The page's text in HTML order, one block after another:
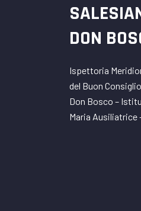
DON
Ispettoria
del Buon
Don Bosco –
Maria Ausiliatrice